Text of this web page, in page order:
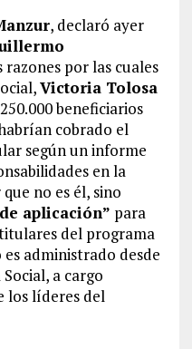
, declaró ayer
por las cuales
Victoria Tolosa
beneficiarios
cobrado el
según un informe
en la
no es él, sino
aplicación” para
del programa
administrado desde
a cargo
los líderes del